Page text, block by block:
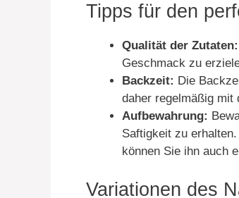
Tipps für den
Qualität der Zutaten:
Geschmack zu
Backzeit: Die
daher regelmäßig mit
Aufbewahrung:
Saftigkeit zu
können Sie ihn auch
Variationen des